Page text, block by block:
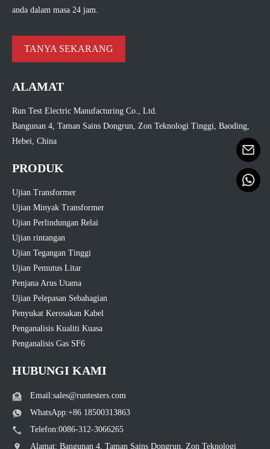
anda dalam masa 24 jam.
TANYA SEKARANG
ALAMAT
Run Test Electric Manufacturing Co., Ltd.
Bangunan 4, Taman Sains Dongrun, Zon Teknologi Tinggi, Baoding,
Hebei, China
PRODUK
Ujian Transformer
Ujian Minyak Transformer
Ujian Perlindungan Relai
Ujian rintangan
Ujian Tegangan Tinggi
Ujian Pemutus Litar
Penjana Arus Utama
Ujian Pelepasan Sebahagian
Penyukat Kerosakan Kabel
Penganalisis Kualiti Kuasa
Penganalisis Gas SF6
HUBUNGI KAMI
Email:sales@runtesters.com
WhatsApp:+86 18500313863
Telefon:0086-312-3066265
Alamat: Bangunan 4, Taman Sains Dongrun, Zon Teknologi